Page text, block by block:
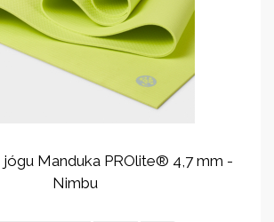
jógu Manduka PROlite® 4,7 mm -
Nimbu